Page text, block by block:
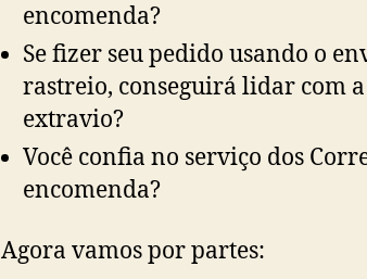
encomenda?
Se fizer seu pedido usando o
rastreio, conseguirá lidar com
extravio?
Você confia no serviço dos
encomenda?
Agora vamos por partes: